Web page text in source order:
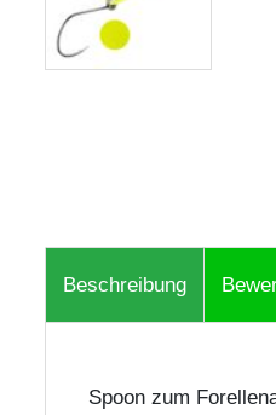
Beschreibung
Spoon zum